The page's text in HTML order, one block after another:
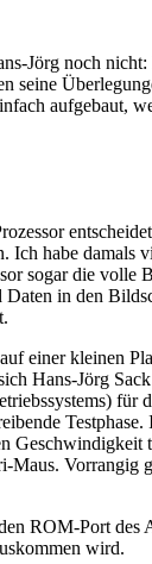
Jörg noch
seine
aufgebaut,
Ich habe damals
sogar die
in den
einer kleinen
Hans-Jörg
für
Vorrangig
ROM-Port des
wird.